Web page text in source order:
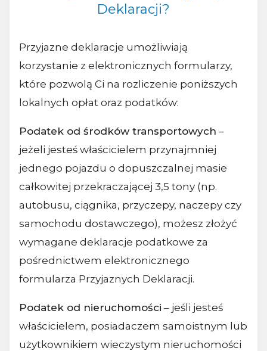
Deklaracji?
Przyjazne deklaracje umożliwiają
korzystanie z elektronicznych formularzy,
które pozwolą Ci na rozliczenie poniższych
lokalnych opłat oraz podatków:
Podatek od środków transportowych –
jeżeli jesteś właścicielem przynajmniej
jednego pojazdu o dopuszczalnej masie
całkowitej przekraczającej 3,5 tony (np.
autobusu, ciągnika, przyczepy, naczepy czy
samochodu dostawczego), możesz złożyć
wymagane deklaracje podatkowe za
pośrednictwem elektronicznego
formularza Przyjaznych Deklaracji.
Podatek od nieruchomości – jeśli jesteś
właścicielem, posiadaczem samoistnym lub
użytkownikiem wieczystym nieruchomości